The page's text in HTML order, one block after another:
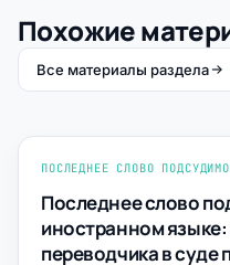
Похожие
Все материалы раздела
ПОСЛЕДНЕЕ СЛОВО
Последнее слово
иностранном языке:
переводчика в суде